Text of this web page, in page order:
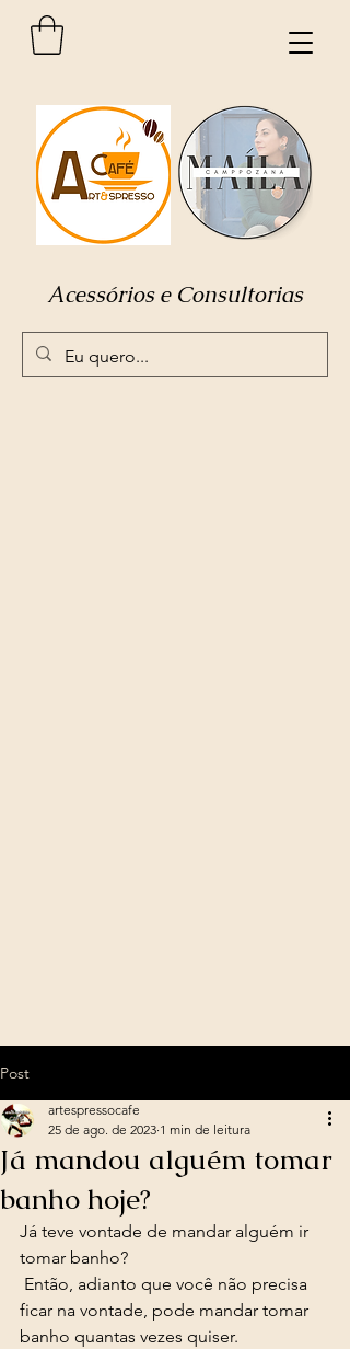
Acessórios e Consultorias
Post
Já mandou alguém tomar
banho hoje?
artespressocafe
25 de ago. de 2023 1 min de leitura
Já teve vontade de mandar alguém ir
tomar banho?
ficar na vontade, pode mandar tomar
banho quantas vezes quiser.